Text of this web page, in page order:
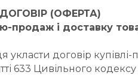
(ОФЕРТА)
продаж і доставку
договір
633 Цивільного